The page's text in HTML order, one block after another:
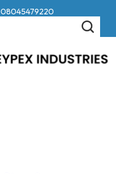
08045479220